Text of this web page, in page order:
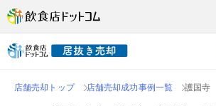
店舗売却トップ 店舗売却成功事例一覧 護国寺